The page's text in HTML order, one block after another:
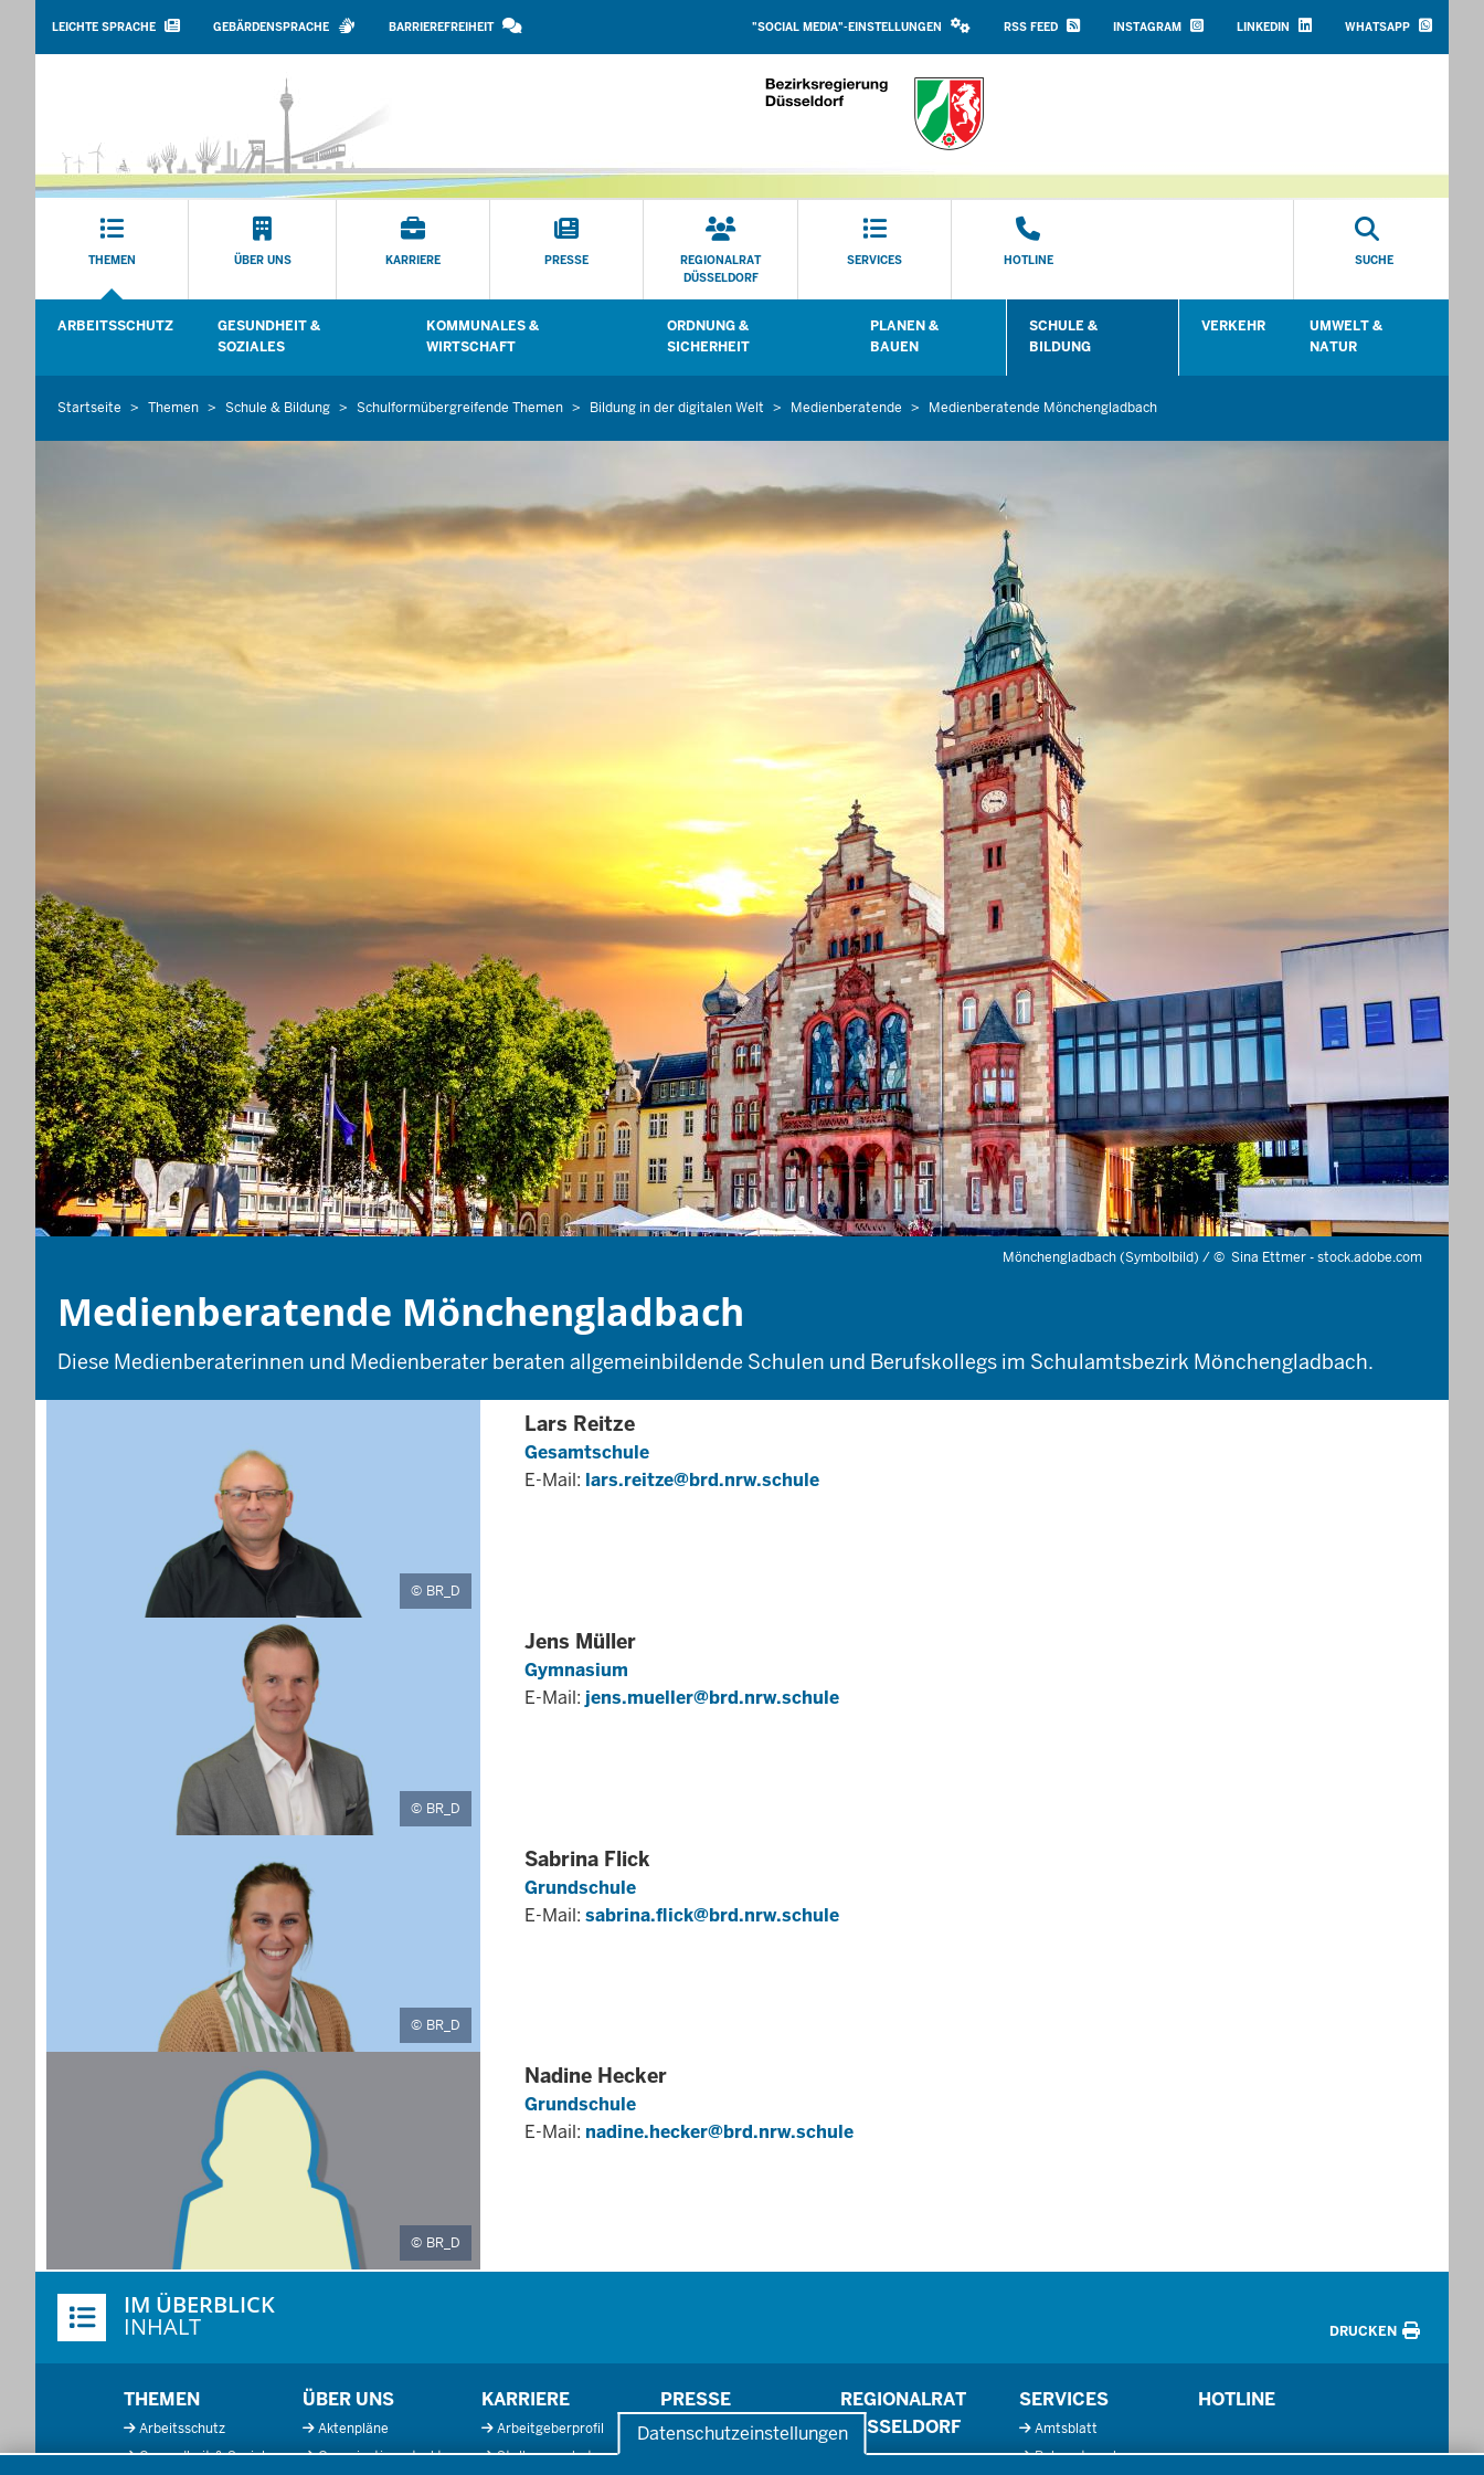
Datenschutzeinstellungen
Direkt zum Inhalt
SPRACHEN
LEICHTE SPRACHE GEBÄRDENSPRACHE BARRIEREFREIHEIT
MEDIA
"SOCIAL MEDIA"-EINSTELLUNGEN
TOPRSS FEED INSTAGRAM LINKEDIN WHATSAPP
Hauptmenü
THEMEN ÜBER UNS KARRIERE PRESSE
REGIONALRAT
DÜSSELDORF
SERVICES HOTLINE SUCHE
ARBEITSSCHUTZ
Untermenü öffnen
GESUNDHEIT &
SOZIALES
Untermenü öffnen
KOMMUNALES &
WIRTSCHAFT
Untermenü öffnen
ORDNUNG &
SICHERHEIT
Untermenü öffnen
PLANEN &
BAUEN
Untermenü öffnen
SCHULE &
BILDUNG
Untermenü öffnen
VERKEHR
Untermenü öffnen
UMWELT &
NATUR
Sie
befinden
Startseite Themen Schule & Bildung Schulformübergreifende Themen Bildung in der digitalen Welt Medienberatende Medienberatende Mönchengladbach
Mönchengladbach (Symbolbild) /© Sina Ettmer - stock.adobe.com
Medienberatende Mönchengladbach
Diese Medienberaterinnen und Medienberater beraten allgemeinbildende Schulen und Berufskollegs im Schulamtsbezirk Mönchengladbach.
BR_D
Lars Reitze
Gesamtschule
E-Mail: lars.reitze@brd.nrw.schule
BR_D
Jens Müller
Gymnasium
E-Mail: jens.mueller@brd.nrw.schule
BR_D
Sabrina Flick
Grundschule
E-Mail:sabrina.flick@brd.nrw.schule
BR_D
Nadine Hecker
Grundschule
E-Mail: nadine.hecker@brd.nrw.schule
Inhalte
IM ÜBERBLICK
INHALT DRUCKEN
Fußzeile
THEMEN
Arbeitsschutz
Gesundheit & Soziales
ÜBER UNS
Aktenpläne
Organisationsstruktur
KARRIERE
Arbeitgeberprofil
Stellenangebote
PRESSE
Pressefotos
REGIONALRAT
DÜSSELDORF
SERVICES
Amtsblatt
Bekanntmachungen
HOTLINE